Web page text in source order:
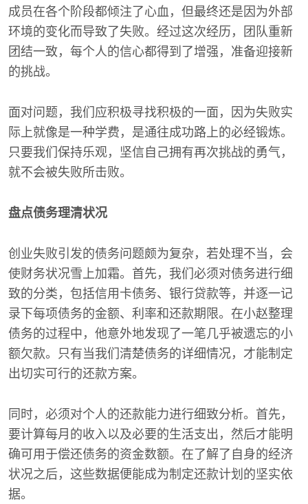
成员在各个阶段都倾注了心血，但最终还是因为外部
环境的变化而导致了失败。经过这次经历，团队重新
团结一致，每个人的信心都得到了增强，准备迎接新
的挑战。
面对问题，我们应积极寻找积极的一面，因为失败实
际上就像是一种学费，是通往成功路上的必经锻炼。
只要我们保持乐观，坚信自己拥有再次挑战的勇气，
就不会被失败所击败。
盘点债务理清状况
创业失败引发的债务问题颇为复杂，若处理不当，会
使财务状况雪上加霜。首先，我们必须对债务进行细
致的分类，包括信用卡债务、银行贷款等，并逐一记
录下每项债务的金额、利率和还款期限。在小赵整理
债务的过程中，他意外地发现了一笔几乎被遗忘的小
额欠款。只有当我们清楚债务的详细情况，才能制定
出切实可行的还款方案。
同时，必须对个人的还款能力进行细致分析。首先，
要计算每月的收入以及必要的生活支出，然后才能明
确可用于偿还债务的资金数额。在了解了自身的经济
状况之后，这些数据便能成为制定还款计划的坚实依
据。